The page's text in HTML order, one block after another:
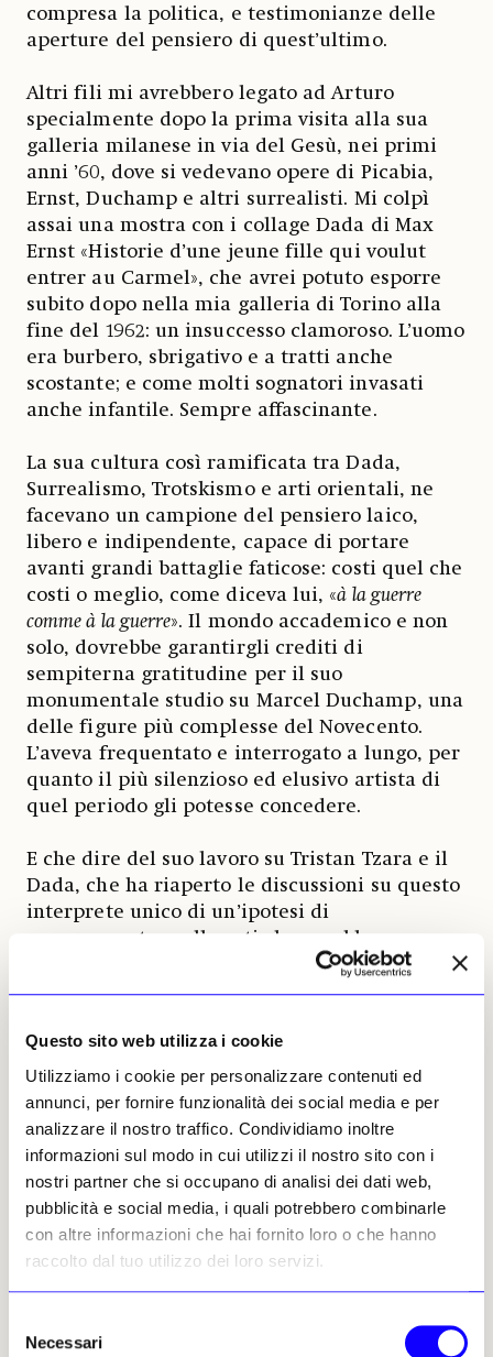
Questo sito web utilizza i cookie
Utilizziamo i cookie per personalizzare contenuti ed
annunci, per fornire funzionalità dei social media e per
analizzare il nostro traffico. Condividiamo inoltre
informazioni sul modo in cui utilizzi il nostro sito con i
nostri partner che si occupano di analisi dei dati web,
pubblicità e social media, i quali potrebbero combinarle
con altre informazioni che hai fornito loro o che hanno
raccolto dal tuo utilizzo dei loro servizi.
delNecessari
compresa la politica, e testimonianze delle
aperture del pensiero di quest’ultimo.
Altri fili mi avrebbero legato ad Arturo
specialmente dopo la prima visita alla sua
galleria milanese in via del Gesù, nei primi
anni ’60, dove si vedevano opere di Picabia,
Ernst, Duchamp e altri surrealisti. Mi colpì
assai una mostra con i collage Dada di Max
Ernst «Historie d’une jeune fille qui voulut
entrer au Carmel», che avrei potuto esporre
subito dopo nella mia galleria di Torino alla
fine del 1962: un insuccesso clamoroso. L’uomo
era burbero, sbrigativo e a tratti anche
scostante; e come molti sognatori invasati
anche infantile. Sempre affascinante.
La sua cultura così ramificata tra Dada,
Surrealismo, Trotskismo e arti orientali, ne
facevano un campione del pensiero laico,
libero e indipendente, capace di portare
avanti grandi battaglie faticose: costi quel che
costi o meglio, come diceva lui, «à la guerre
comme à la guerre». Il mondo accademico e non
solo, dovrebbe garantirgli crediti di
sempiterna gratitudine per il suo
monumentale studio su Marcel Duchamp, una
delle figure più complesse del Novecento.
L’aveva frequentato e interrogato a lungo, per
quanto il più silenzioso ed elusivo artista di
quel periodo gli potesse concedere.
E che dire del suo lavoro su Tristan Tzara e il
Dada, che ha riaperto le discussioni su questo
interprete unico di un’ipotesi di
«azzeramento» nelle arti che avrebbe
influenzato molti artisti, compreso il gruppo
Zero (l’ultimo movimento tutto europeo) tra
non scomodare addirittura Fontana.
Ogni stagione della vita e della storia ha
obiettivi suoi (imperscrutabili), cambia
l’espressività e l’energia specie in chi ha delle
cose forti da dire, alcuni diventano afoni, altri
stonati. C’è chi ha l’ardire di accettare
l’ostracismo, il carcere o, quantomeno,
un’impopolarità invalidante quando la
vita.